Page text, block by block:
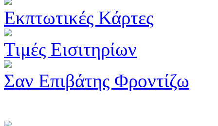
Εκπτωτικές Κάρτες
Τιμές Εισιτηρίων
Σαν Επιβάτης Φροντίζω